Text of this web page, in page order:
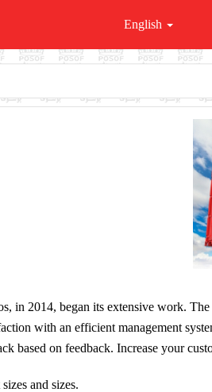
English
in 2014, began its extensive work.
with an efficient management
based on feedback. Increase your
and sizes.